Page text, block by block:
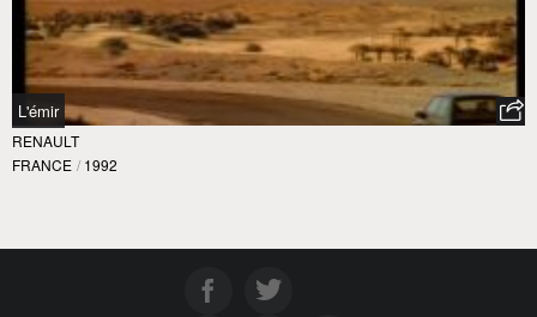
L'émir
RENAULT
FRANCE / 1992